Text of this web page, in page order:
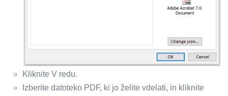
Kliknite V redu.
Izberite datoteko PDF, ki jo želite vdelati, in kliknite